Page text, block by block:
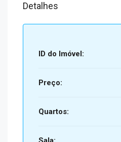
Detalhes
ID do Imóvel:
Preço:
Quartos: